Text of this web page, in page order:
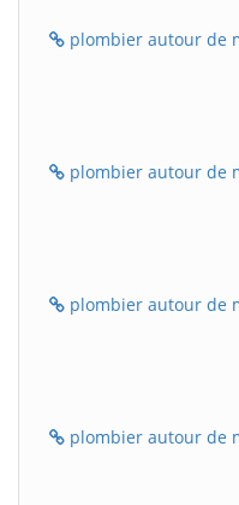
plombier autour de
plombier autour de
plombier autour de
plombier autour de